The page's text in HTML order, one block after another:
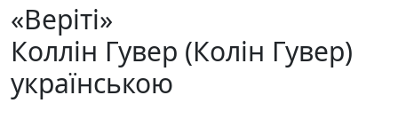
«Веріті»
Коллін Гувер (Колін Гувер)
українською